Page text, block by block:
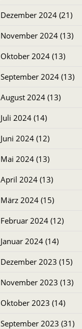
Dezember 2024 (21)
November 2024 (13)
Oktober 2024 (13)
September 2024 (13)
August 2024 (13)
Juli 2024 (14)
Juni 2024 (12)
Mai 2024 (13)
April 2024 (13)
März 2024 (15)
Februar 2024 (12)
Januar 2024 (14)
Dezember 2023 (15)
November 2023 (13)
Oktober 2023 (14)
September 2023 (31)